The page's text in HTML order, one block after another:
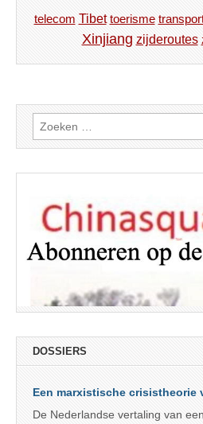
telecom Tibet toerisme
Xinjiang zijderoutes
Zoeken
naar:
DOSSIERS
Een marxistische crisistheorie
De Nederlandse vertaling van